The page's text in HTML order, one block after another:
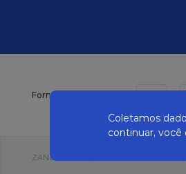
Formas de pagamento
ZANEPAN 2022 | CNPJ: 04.319.228/0001-
Coletamos
continuar, você